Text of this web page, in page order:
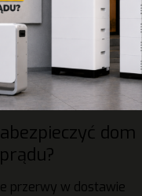
dom
przerwy w dostawie